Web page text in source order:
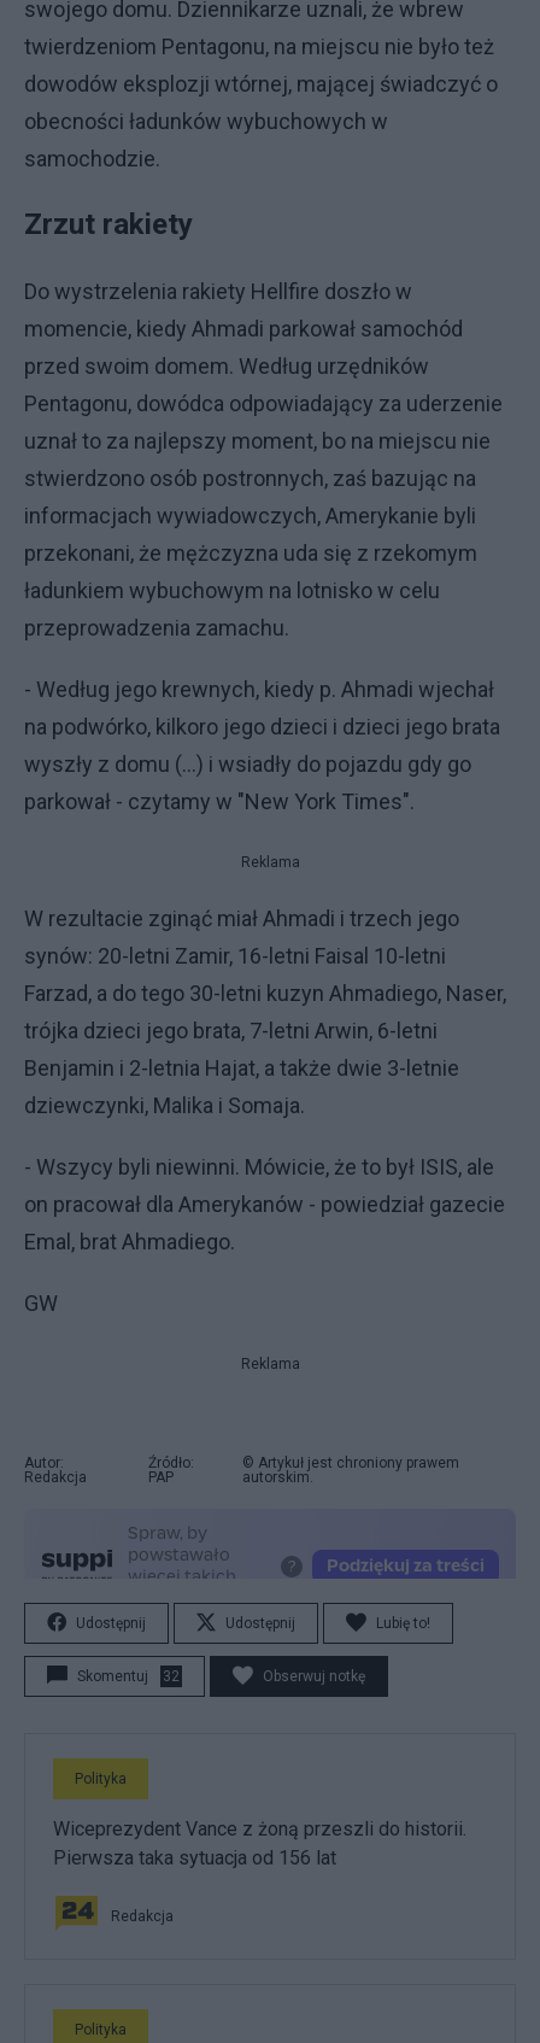
swojego domu. Dziennikarze uznali, że wbrew
twierdzeniom Pentagonu, na miejscu nie było też
dowodów eksplozji wtórnej, mającej świadczyć o
obecności ładunków wybuchowych w
samochodzie.
Zrzut rakiety
Do wystrzelenia rakiety Hellfire doszło w
momencie, kiedy Ahmadi parkował samochód
przed swoim domem. Według urzędników
Pentagonu, dowódca odpowiadający za uderzenie
uznał to za najlepszy moment, bo na miejscu nie
stwierdzono osób postronnych, zaś bazując na
informacjach wywiadowczych, Amerykanie byli
przekonani, że mężczyzna uda się z rzekomym
ładunkiem wybuchowym na lotnisko w celu
przeprowadzenia zamachu.
- Według jego krewnych, kiedy p. Ahmadi wjechał
na podwórko, kilkoro jego dzieci i dzieci jego brata
wyszły z domu (...) i wsiadły do pojazdu gdy go
parkował - czytamy w "New York Times".
Reklama
W rezultacie zginąć miał Ahmadi i trzech jego
synów: 20-letni Zamir, 16-letni Faisal 10-letni
Farzad, a do tego 30-letni kuzyn Ahmadiego, Naser,
trójka dzieci jego brata, 7-letni Arwin, 6-letni
Benjamin i 2-letnia Hajat, a także dwie 3-letnie
dziewczynki, Malika i Somaja.
- Wszycy byli niewinni. Mówicie, że to był ISIS, ale
on pracował dla Amerykanów - powiedział gazecie
Emal, brat Ahmadiego.
GW
Reklama
Autor:
Redakcja
Źródło:
PAP
© Artykuł jest chroniony prawem
autorskim.
Udostępnij Udostępnij Lubię to!
Skomentuj 32 Obserwuj notkę
Polityka
Wiceprezydent Vance z żoną przeszli do historii.
Pierwsza taka sytuacja od 156 lat
Redakcja
Polityka